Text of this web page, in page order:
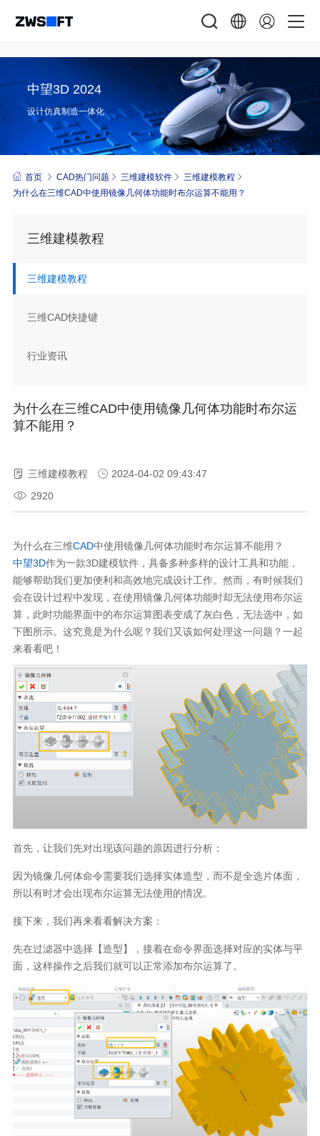
中望3D 2024
设计仿真制造一体化
首页 CAD热门问题 三维建模软件
三维建模教程
为什么在三维CAD中使用镜像几何体功能时布尔运算不能用？
三维建模教程
三维建模教程
三维CAD快捷键
行业资讯
为什么在三维CAD中使用镜像几何体功能时布尔运
算不能用？
三维建模教程
2024-04-02 09:43:47
2920
为什么在三维CAD中使用镜像几何体功能时布尔运算不能用？
中望3D作为一款3D建模软件，具备多种多样的设计工具和功能，
能够帮助我们更加便利和高效地完成设计工作。然而，有时候我们
会在设计过程中发现，在使用镜像几何体功能时却无法使用布尔运
算，此时功能界面中的布尔运算图表变成了灰白色，无法选中，如
下图所示。这究竟是为什么呢？我们又该如何处理这一问题？一起
来看看吧！
首先，让我们先对出现该问题的原因进行分析：
因为镜像几何体命令需要我们选择实体造型，而不是全选片体面，
所以有时才会出现布尔运算无法使用的情况。
接下来，我们再来看看解决方案：
先在过滤器中选择【造型】，接着在命令界面选择对应的实体与平
面，这样操作之后我们就可以正常添加布尔运算了。